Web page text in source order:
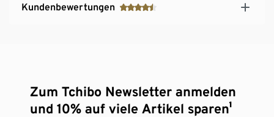
Kundenbewertungen
Zum Tchibo Newsletter anmelden
und 10% auf viele Artikel sparen¹